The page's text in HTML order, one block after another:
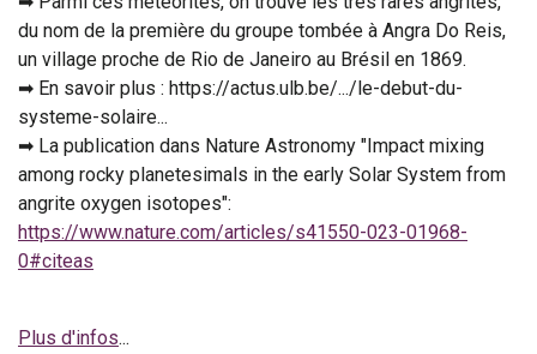
du nom de la première du groupe tombée à Angra Do Reis,
un village proche de Rio de Janeiro au Brésil en 1869.
➡ En savoir plus : https://actus.ulb.be/.../le-debut-du-
systeme-solaire...
➡ La publication dans Nature Astronomy "Impact mixing
among rocky planetesimals in the early Solar System from
angrite oxygen isotopes":
https://www.nature.com/articles/s41550-023-01968-
0#citeas
Plus d'infos...